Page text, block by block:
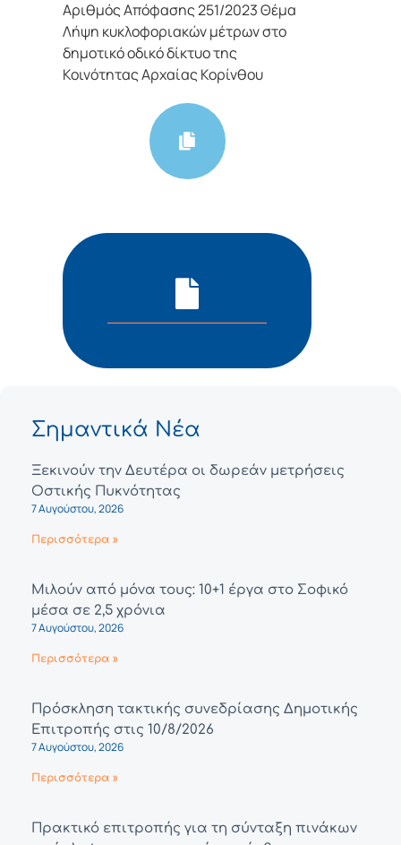
Αριθμός Απόφασης 251/2023 Θέμα
Λήψη κυκλοφοριακών μέτρων στο
δημοτικό οδικό δίκτυο της
Κοινότητας Αρχαίας Κορίνθου
Σημαντικά Νέα
Ξεκινούν την Δευτέρα οι δωρεάν μετρήσεις
Οστικής Πυκνότητας
7 Αυγούστου, 2026
Περισσότερα »
Μιλούν από μόνα τους: 10+1 έργα στο Σοφικό
μέσα σε 2,5 χρόνια
7 Αυγούστου, 2026
Περισσότερα »
Πρόσκληση τακτικής συνεδρίασης Δημοτικής
Επιτροπής στις 10/8/2026
7 Αυγούστου, 2026
Περισσότερα »
Πρακτικό επιτροπής για τη σύνταξη πινάκων